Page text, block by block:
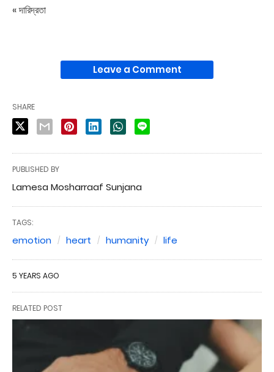
« দারিদ্রতা
Leave a Comment
SHARE
PUBLISHED BY
Lamesa Mosharraaf Sunjana
TAGS:
emotion heart humanity life
5 YEARS AGO
RELATED POST